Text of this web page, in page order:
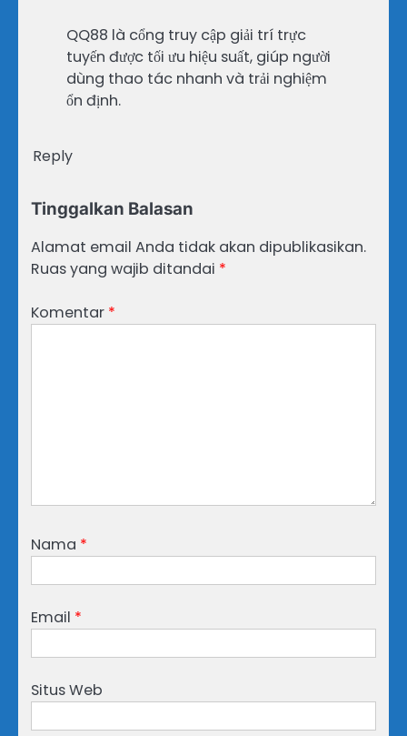
QQ88 là cổng truy cập giải trí trực
tuyến được tối ưu hiệu suất, giúp người
dùng thao tác nhanh và trải nghiệm
ổn định.
Reply
Tinggalkan Balasan
Alamat email Anda tidak akan dipublikasikan.
Ruas yang wajib ditandai *
Komentar *
Nama *
Email *
Situs Web